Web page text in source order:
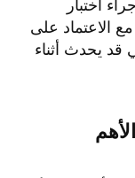
اختبار
الاعتماد على
قد يحدث أثناء